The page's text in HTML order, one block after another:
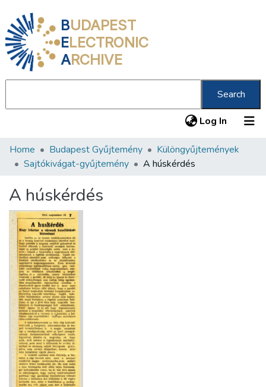
BUDAPEST
ELECTRONIC
ARCHIVE
Search
Log In (current)
Communities & Collections
Statistics
About us
Home Budapest Gyűjtemény
Különgyűjtemények
Sajtókivágat-gyűjtemény
A húskérdés
A húskérdés